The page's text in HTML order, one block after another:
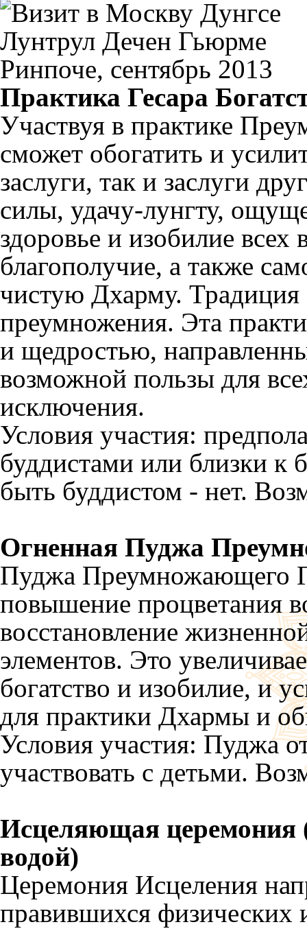
Практика Гесара
Участвуя в практике
сможет обогатить и
заслуги, так и заслуги
силы, удачу-лунгту,
здоровье и изобилие
благополучие, а также
чистую Дхарму. Традиция
преумножения. Эта
и щедростью,
возможной пользы для
исключения.
Условия участия:
буддистами или близки к
быть буддистом - нет.
Огненная Пуджа
Пуджа Преумножающего
повышение процветания
восстановление
элементов. Это
богатство и изобилие, и
для практики Дхармы и
Условия участия: Пуджа
участвовать с детьми.
Исцеляющая церемония
водой)
Церемония Исцеления
правившихся физических